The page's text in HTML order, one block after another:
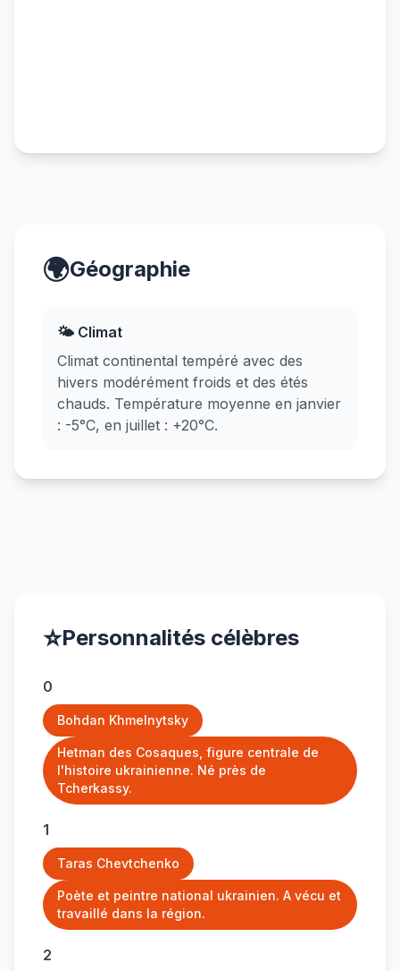
🌍Géographie
🌤️ Climat
Climat continental tempéré avec des
hivers modérément froids et des étés
chauds. Température moyenne en janvier
: -5°C, en juillet : +20°C.
⭐Personnalités célèbres
0
Bohdan Khmelnytsky
Hetman des Cosaques, figure centrale de
l'histoire ukrainienne. Né près de
Tcherkassy.
1
Taras Chevtchenko
Poète et peintre national ukrainien. A vécu et
travaillé dans la région.
2